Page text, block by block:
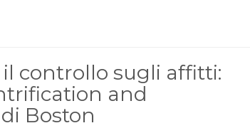
controllo sugli affitti:
and
Boston